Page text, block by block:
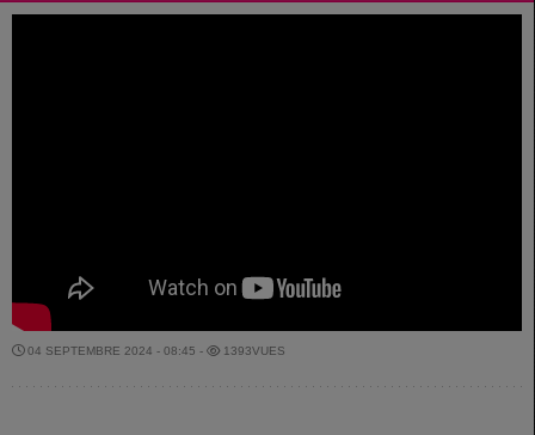
04 SEPTEMBRE 2024 - 08:45 - 1393VUES